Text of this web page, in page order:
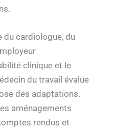
du cardiologue, du
clinique et le
du travail évalue
des adaptations.
aménagements
rendus et